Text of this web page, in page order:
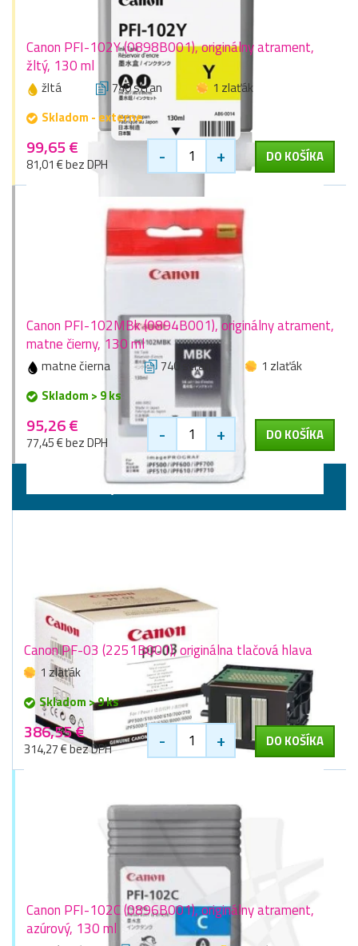
Canon PFI-102Y (0898B001), originálny atrament,
žltý, 130 ml
žltá 740 stran
1 zlaťák
Skladom - externe
99,65 €
81,01 € bez DPH - + DO KOŠÍKA
Canon PFI-102MBk (0894B001), originálny atrament,
matne čierny, 130 ml
matne čierna 740 stran
1 zlaťák
Skladom > 9 ks
95,26 €
77,45 € bez DPH - + DO KOŠÍKA
Tlačové hlavy
Canon PF-03 (2251B001), originálna tlačová hlava
1 zlaťák
Skladom > 9 ks
386,55 €
314,27 € bez DPH - + DO KOŠÍKA
Canon PFI-102C (0896B001), originálny atrament,
azúrový, 130 ml